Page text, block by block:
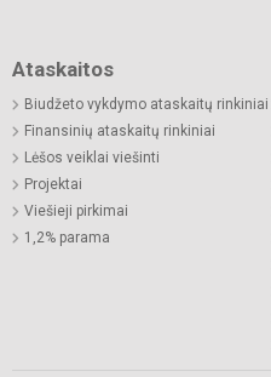
Ataskaitos
Biudžeto vykdymo ataskaitų rinkiniai
Finansinių ataskaitų rinkiniai
Lėšos veiklai viešinti
Projektai
Viešieji pirkimai
1,2% parama